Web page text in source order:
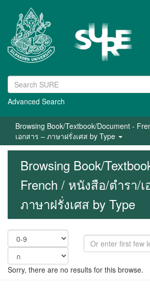
Advanced Search
Browsing Book/Textbook/Document -
เอกสาร – ภาษาฝรั่งเศส by Type
Browsing Book/
French / หนังสือ/ตำรา/
ภาษาฝรั่งเศส by Type
Sorry, there are no results for this browse.